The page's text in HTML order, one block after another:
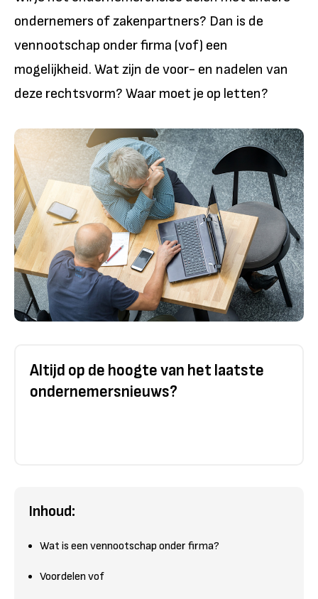
ondernemers of zakenpartners? Dan is de
vennootschap onder firma (vof) een
mogelijkheid. Wat zijn de voor- en nadelen van
deze rechtsvorm? Waar moet je op letten?
Altijd op de hoogte van het laatste
ondernemersnieuws?
Inhoud:
Wat is een vennootschap onder firma?
Voordelen vof